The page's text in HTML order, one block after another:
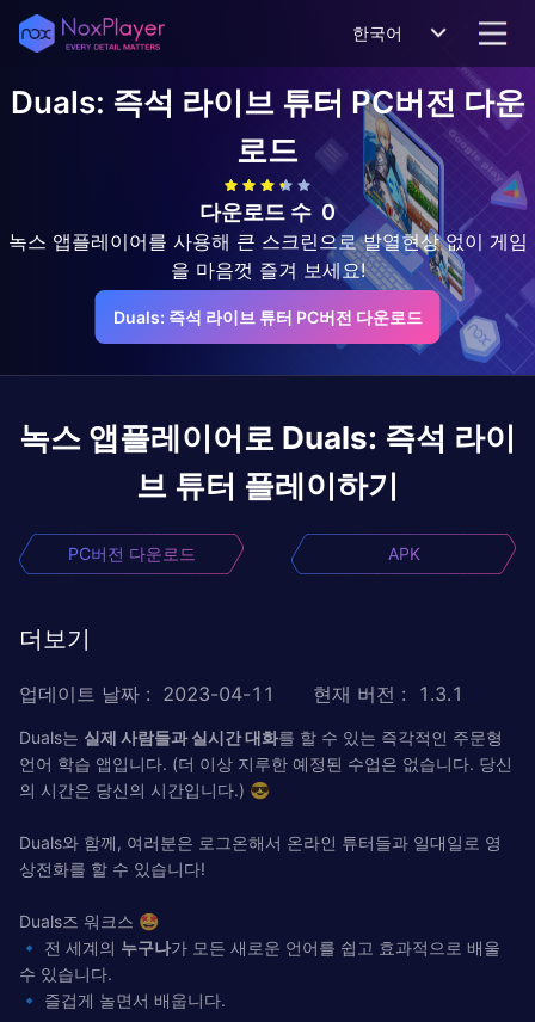
한국어
Duals: 즉석 라이브 튜터 PC버전 다운
로드
다운로드 수 0
녹스 앱플레이어를 사용해 큰 스크린으로 발열현상 없이 게임
을 마음껏 즐겨 보세요!
Duals: 즉석 라이브 튜터 PC버전 다운로드
녹스 앱플레이어로 Duals: 즉석 라이
브 튜터 플레이하기
PC버전 다운로드 APK
더보기
업데이트 날짜 : 2023-04-11 현재 버전 : 1.3.1
Duals는 실제 사람들과 실시간 대화를 할 수 있는 즉각적인 주문형
언어 학습 앱입니다. (더 이상 지루한 예정된 수업은 없습니다. 당신
의 시간은 당신의 시간입니다.) 😎
Duals와 함께, 여러분은 로그온해서 온라인 튜터들과 일대일로 영
상전화를 할 수 있습니다!
Duals즈 워크스 🤩
🔹 전 세계의 누구나가 모든 새로운 언어를 쉽고 효과적으로 배울
수 있습니다.
🔹 즐겁게 놀면서 배웁니다.